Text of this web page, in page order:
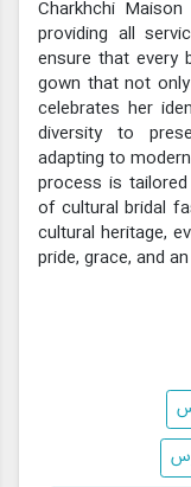
Charkhchi
providing all
ensure that every
gown that not
celebrates her
diversity to
adapting to
process is
of cultural bridal
cultural heritage,
pride, grace, and